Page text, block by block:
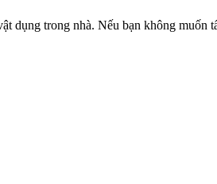
trong nhà. Nếu bạn không muốn